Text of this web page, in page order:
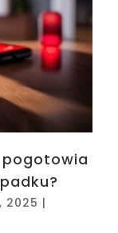
pogotowia
2025 |